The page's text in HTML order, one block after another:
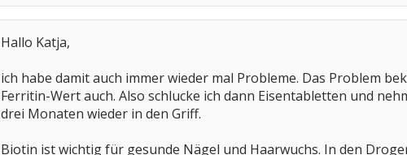
Hallo Katja,
ich habe damit auch immer wieder mal Probleme. Das Problem
Ferritin-Wert auch. Also schlucke ich dann Eisentabletten und
drei Monaten wieder in den Griff.
Biotin ist wichtig für gesunde Nägel und Haarwuchs. In den